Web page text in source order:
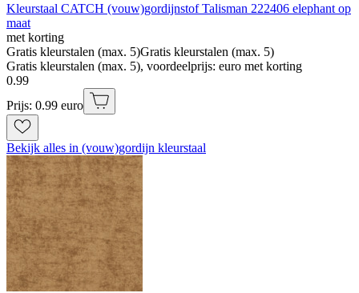
Kleurstaal CATCH (vouw)gordijnstof Talisman 222406 elephant op
maat
met korting
Gratis kleurstalen (max. 5)Gratis kleurstalen (max. 5)
Gratis kleurstalen (max. 5), voordeelprijs: euro met korting
0.99
Prijs: 0.99 euro
Bekijk alles in (vouw)gordijn kleurstaal